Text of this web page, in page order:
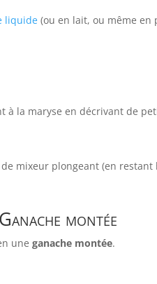
liquide (ou en lait, ou même
la maryse en décrivant de
mixeur plongeant (en
montée
uneganache montée.